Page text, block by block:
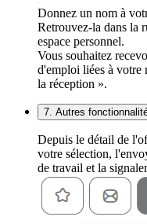
Donnez un nom à
Retrouvez-la dans la
espace personnel.
Vous souhaitez
d'emploi liées à votre
la réception ».
7. Autres
Depuis le détail de
votre sélection,
de travail et la